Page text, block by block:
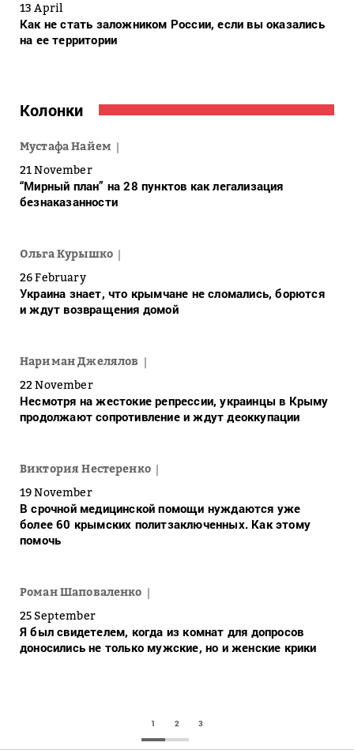
13 April
Как не стать заложником России, если вы оказались
на ее территории
Колонки
Мустафа Найем
21 November
“Мирный план” на 28 пунктов как легализация
безнаказанности
Ольга Курышко
26 February
Украина знает, что крымчане не сломались, борются
и ждут возвращения домой
Нариман Джелялов
22 November
Несмотря на жестокие репрессии, украинцы в Крыму
продолжают сопротивление и ждут деоккупации
Виктория Нестеренко
19 November
В срочной медицинской помощи нуждаются уже
более 60 крымских политзаключенных. Как этому
помочь
Роман Шаповаленко
25 September
Я был свидетелем, когда из комнат для допросов
доносились не только мужские, но и женские крики
1 2 3